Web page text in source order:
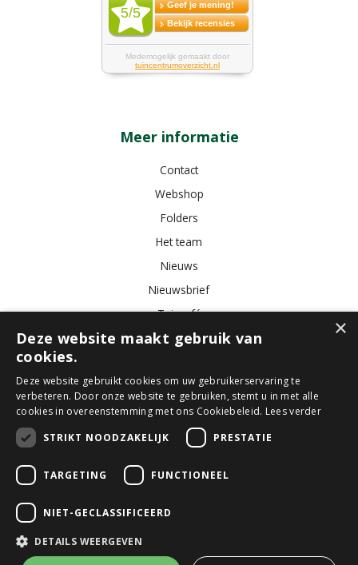
Meer informatie
Contact
Webshop
Folders
Het team
Nieuws
Nieuwsbrief
Tuincafé
Vacatures
Tuincentrum Bloemist Kamerplanten Kunstbloemen
Buitenplanten
Tuinmeubelen
© GroenRijk Den Bosch
Tuincentrum Overzicht
Algemene voorwaarden
×
Deze website maakt gebruik van
cookies.
Deze website gebruikt cookies om uw gebruikerservaring te
verbeteren. Door onze website te gebruiken, stemt u in met alle
cookies in overeenstemming met ons Cookiebeleid. Lees verder
STRIKT NOODZAKELIJK
PRESTATIE
TARGETING FUNCTIONEEL
NIET-GECLASSIFICEERD
DETAILS WEERGEVEN